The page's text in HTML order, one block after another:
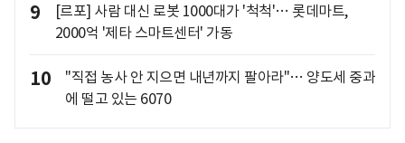
9
[르포] 사람 대신 로봇 1000대가 '척척'… 롯데마트,
2000억 '제타 스마트센터' 가동
10
"직접 농사 안 지으면 내년까지 팔아라"… 양도세 중과
에 떨고 있는 6070